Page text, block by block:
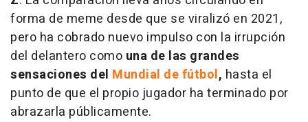
forma de meme desde que se viralizó en 2021,
pero ha cobrado nuevo impulso con la irrupción
del delantero como una de las grandes
sensaciones del Mundial de fútbol, hasta el
punto de que el propio jugador ha terminado por
abrazarla públicamente.